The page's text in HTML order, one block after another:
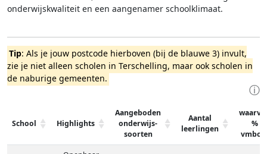
onderwijskwaliteit en een aangenamer schoolklimaat.
Tip: Als je jouw postcode hierboven (bij de blauwe 3) invult,
zie je niet alleen scholen in Terschelling, maar ook scholen in
de naburige gemeenten.
ⓘ
School Highlights
Aangeboden
onderwijs-
soorten
Aantal
leerlingen
%
vmbo-